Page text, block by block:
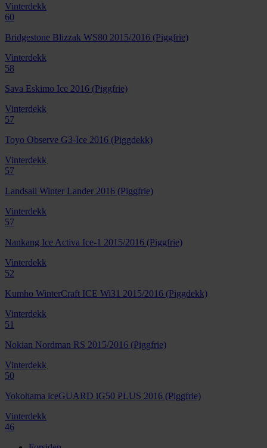
Vinterdekk
60
Bridgestone Blizzak WS80 2015/2016 (Piggfrie)
Vinterdekk
58
Sava Eskimo Ice 2016 (Piggfrie)
Vinterdekk
57
Toyo Observe G3-Ice 2016 (Piggdekk)
Vinterdekk
57
Landsail Winter Lander 2016 (Piggfrie)
Vinterdekk
57
Nankang Ice Activa Ice-1 2015/2016 (Piggfrie)
Vinterdekk
52
Kumho WinterCraft ICE Wi31 2015/2016 (Piggdekk)
Vinterdekk
51
Nokian Nordman RS 2015/2016 (Piggfrie)
Vinterdekk
50
Yokohama iceGUARD iG50 PLUS 2016 (Piggfrie)
Vinterdekk
46